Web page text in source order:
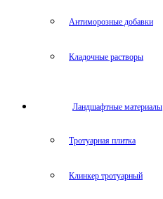
Антиморозные добавки
Кладочные растворы
Ландшафтные материалы
Тротуарная плитка
Клинкер тротуарный